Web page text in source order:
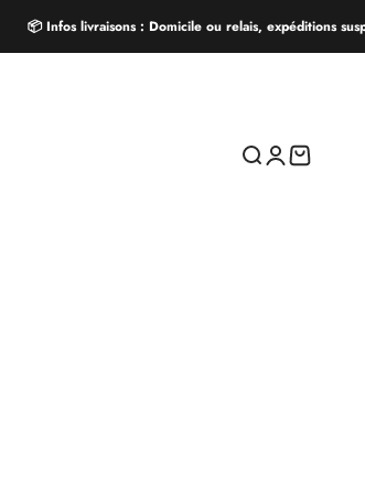
📦 Infos livraisons : Domicile ou relais, expéditions
Recherche
Connexion
Panier